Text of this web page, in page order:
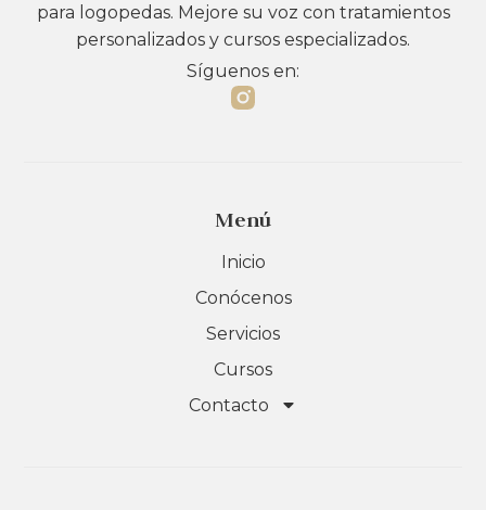
para logopedas. Mejore su voz con tratamientos
personalizados y cursos especializados.
Síguenos en:
Menú
Inicio
Conócenos
Servicios
Cursos
Contacto